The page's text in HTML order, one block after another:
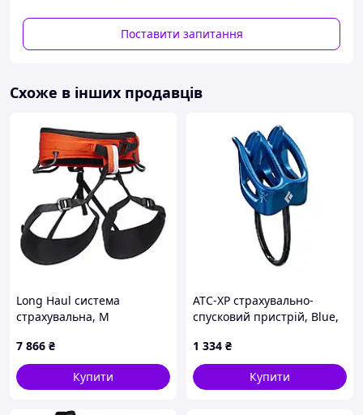
Сертифіковано згідно з чинним законодавством та
відповідає ДСТУ EN 813:2017 (EN 813:2015, IDT)
Поставити запитання
Схоже в інших продавців
Long Haul система
страхувальна, M
7 866 ₴
Купити
ATC-XP страхувально-
спусковий пристрій, Blue,
1 334 ₴
Купити